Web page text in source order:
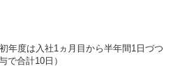
年度は入社1ヵ月目から半年間1日づつ
で合計10日）